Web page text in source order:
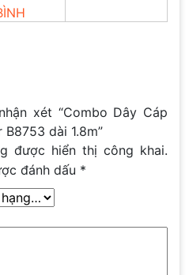
xét “Combo Dây Cáp
dài 1.8m”
được hiển thị công khai.
đánh dấu *